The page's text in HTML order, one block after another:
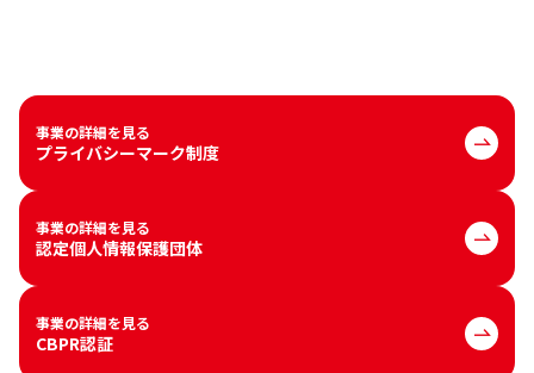
事業の詳細を見る
プライバシーマーク制度
事業の詳細を見る
認定個人情報保護団体
事業の詳細を見る
CBPR認証